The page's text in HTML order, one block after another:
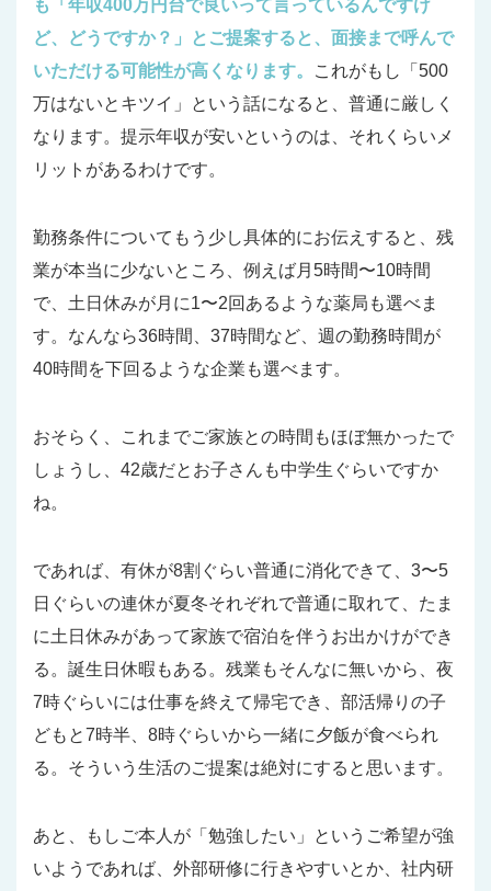
も「年収400万円台で良いって言っているんですけ
ど、どうですか？」とご提案すると、面接まで呼んで
いただける可能性が高くなります。
これがもし「500
万はないとキツイ」という話になると、普通に厳しく
なります。提示年収が安いというのは、それくらいメ
リットがあるわけです。
勤務条件についてもう少し具体的にお伝えすると、残
業が本当に少ないところ、例えば月5時間〜10時間
で、土日休みが月に1〜2回あるような薬局も選べま
す。なんなら36時間、37時間など、週の勤務時間が
40時間を下回るような企業も選べます。
おそらく、これまでご家族との時間もほぼ無かったで
しょうし、42歳だとお子さんも中学生ぐらいですか
ね。
であれば、有休が8割ぐらい普通に消化できて、3〜5
日ぐらいの連休が夏冬それぞれで普通に取れて、たま
に土日休みがあって家族で宿泊を伴うお出かけができ
る。誕生日休暇もある。残業もそんなに無いから、夜
7時ぐらいには仕事を終えて帰宅でき、部活帰りの子
どもと7時半、8時ぐらいから一緒に夕飯が食べられ
る。そういう生活のご提案は絶対にすると思います。
あと、もしご本人が「勉強したい」というご希望が強
いようであれば、外部研修に行きやすいとか、社内研